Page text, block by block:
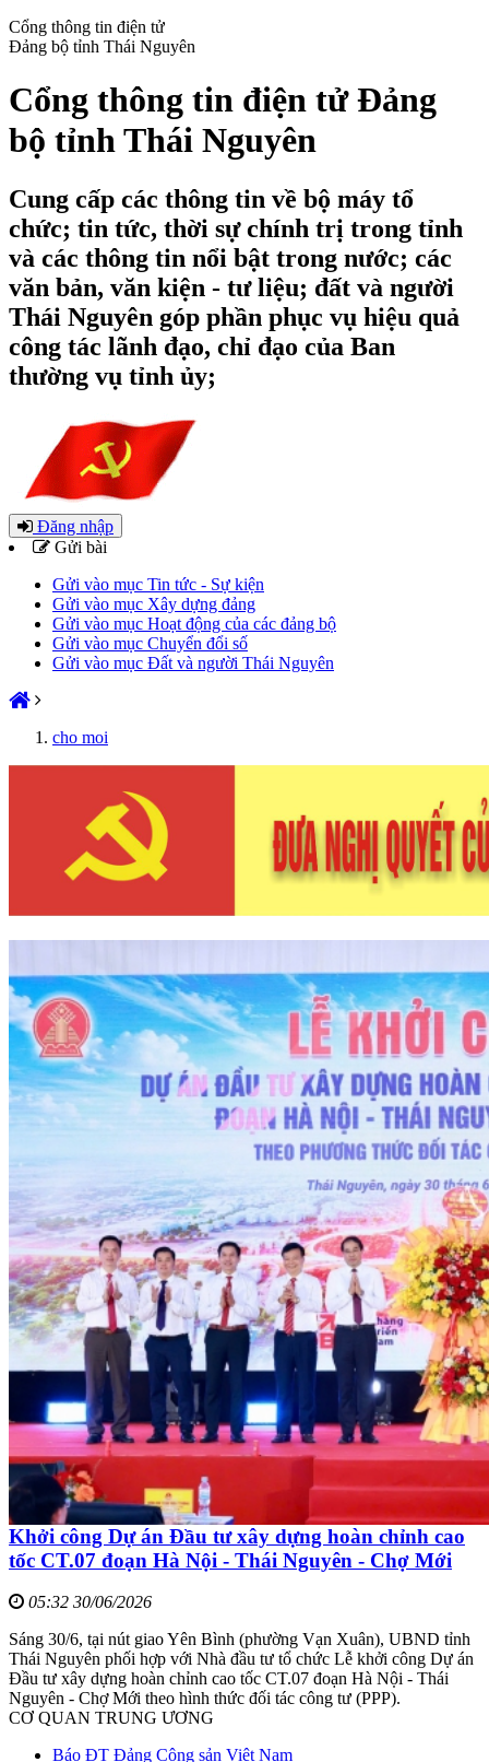
Cổng thông tin điện tử
Đảng bộ tỉnh Thái Nguyên
Cổng thông tin điện tử Đảng
bộ tỉnh Thái Nguyên
Cung cấp các thông tin về bộ máy tổ
chức; tin tức, thời sự chính trị trong tỉnh
và các thông tin nổi bật trong nước; các
văn bản, văn kiện - tư liệu; đất và người
Thái Nguyên góp phần phục vụ hiệu quả
công tác lãnh đạo, chỉ đạo của Ban
thường vụ tỉnh ủy;
Đăng nhập
Gửi bài
Gửi vào mục Tin tức - Sự kiện
Gửi vào mục Xây dựng đảng
Gửi vào mục Hoạt động của các đảng bộ
Gửi vào mục Chuyển đổi số
Gửi vào mục Đất và người Thái Nguyên
cho moi
Khởi công Dự án Đầu tư xây dựng hoàn chỉnh cao
tốc CT.07 đoạn Hà Nội - Thái Nguyên - Chợ Mới
05:32 30/06/2026
Sáng 30/6, tại nút giao Yên Bình (phường Vạn Xuân), UBND tỉnh
Thái Nguyên phối hợp với Nhà đầu tư tổ chức Lễ khởi công Dự án
Đầu tư xây dựng hoàn chỉnh cao tốc CT.07 đoạn Hà Nội - Thái
Nguyên - Chợ Mới theo hình thức đối tác công tư (PPP).
CƠ QUAN TRUNG ƯƠNG
Báo ĐT Đảng Cộng sản Việt Nam